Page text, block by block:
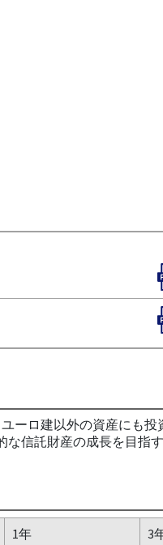
ーロ建以外の資産にも
信託財産の成長を目指
1年 3